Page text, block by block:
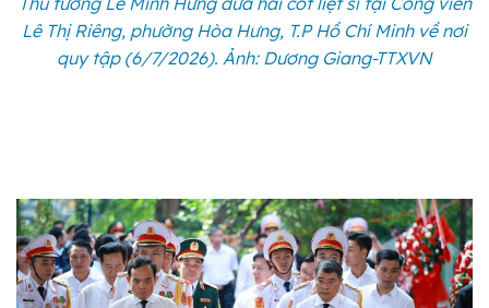
Lê Thị Riêng, phường Hòa Hưng, T.P Hồ Chí Minh về nơi
quy tập (6/7/2026). Ảnh: Dương Giang-TTXVN